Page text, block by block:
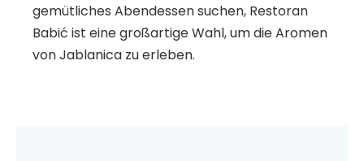
gemütliches Abendessen suchen, Restoran
Babić ist eine großartige Wahl, um die Aromen
von Jablanica zu erleben.